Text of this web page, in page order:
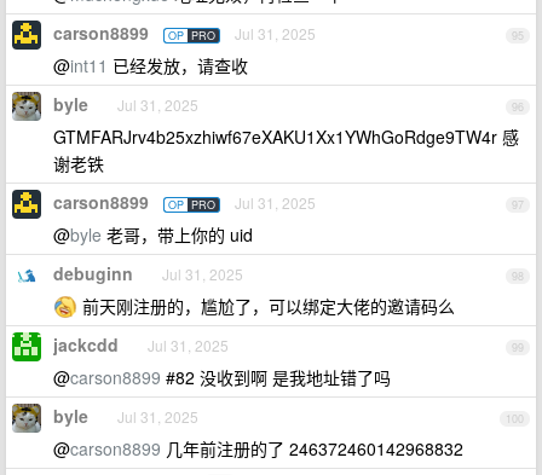
95
carson8899 OP PRO Jul 31, 2025
@int11 已经发放，请查收
96
byle Jul 31, 2025
GTMFARJrv4b25xzhiwf67eXAKU1Xx1YWhGoRdge9TW4r 感
谢老铁
97
carson8899 OP PRO Jul 31, 2025
@byle 老哥，带上你的 uid
98
debuginn Jul 31, 2025
前天刚注册的，尴尬了，可以绑定大佬的邀请码么
99
jackcdd Jul 31, 2025
@carson8899 #82 没收到啊 是我地址错了吗
100
byle Jul 31, 2025
@carson8899 几年前注册的了 246372460142968832